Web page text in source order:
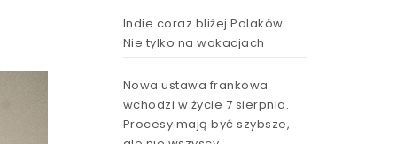
Indie coraz bliżej Polaków.
Nie tylko na wakacjach
Nowa ustawa frankowa
wchodzi w życie 7 sierpnia.
Procesy mają być szybsze,